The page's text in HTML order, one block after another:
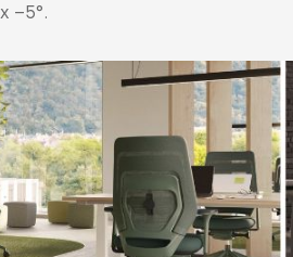
–5°.